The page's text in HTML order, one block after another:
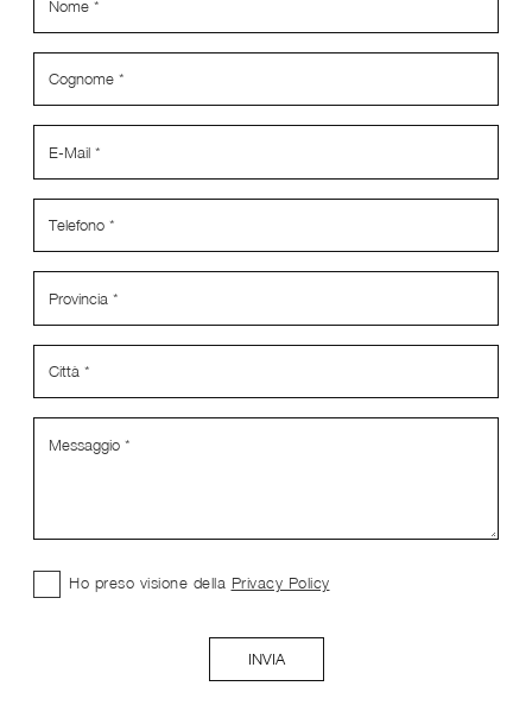
Ho preso visione della Privacy Policy
INVIA